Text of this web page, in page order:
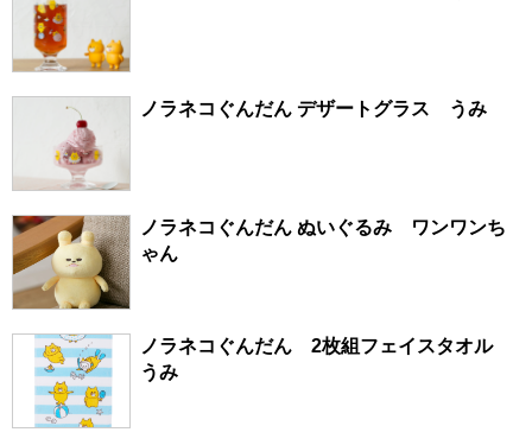
ノラネコぐんだん デザートグラス うみ
ノラネコぐんだん ぬいぐるみ ワンワンち
ゃん
ノラネコぐんだん 2枚組フェイスタオル
うみ